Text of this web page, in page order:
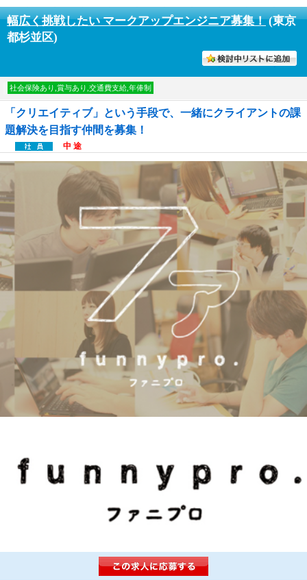
幅広く挑戦したい マークアップエンジニア募集！(東京
都杉並区)
社会保険あり,賞与あり,交通費支給,年俸制
「クリエイティブ」という手段で、一緒にクライアントの課
題解決を目指す仲間を募集！
中 途